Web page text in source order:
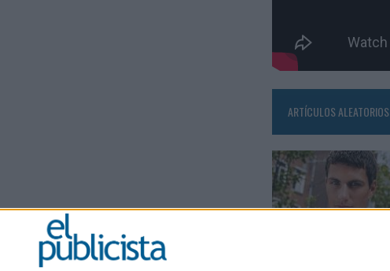
ARTÍCULOS ALEATORIOS